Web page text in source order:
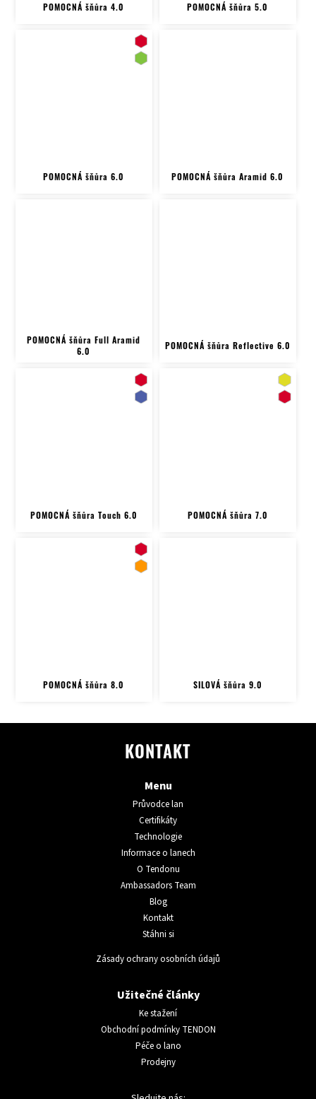
POMOCNÁ šňůra 4.0 POMOCNÁ šňůra 5.0
POMOCNÁ šňůra 6.0 POMOCNÁ šňůra Aramid 6.0
POMOCNÁ šňůra Full Aramid
6.0
POMOCNÁ šňůra Reflective 6.0
POMOCNÁ šňůra Touch 6.0 POMOCNÁ šňůra 7.0
POMOCNÁ šňůra 8.0 SILOVÁ šňůra 9.0
KONTAKT
Menu
Průvodce lan
Certifikáty
Technologie
Informace o lanech
O Tendonu
Ambassadors Team
Blog
Kontakt
Stáhni si
Zásady ochrany osobních údajů
Užitečné články
Ke stažení
Obchodní podmínky TENDON
Péče o lano
Prodejny